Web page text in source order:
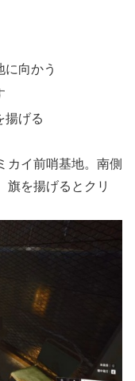
に向かう
揚げる
カイ前哨基地。南側
旗を揚げるとクリ